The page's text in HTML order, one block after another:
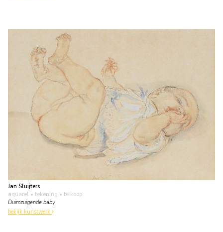
Jan Sluijters
aquarel • tekening • te koop
Duimzuigende baby
bekijk kunstwerk